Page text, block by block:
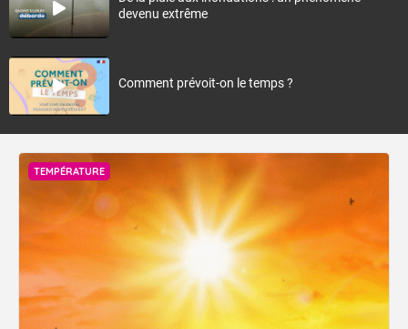
devenu extrême
Comment prévoit-on le temps ?
TEMPÉRATURE